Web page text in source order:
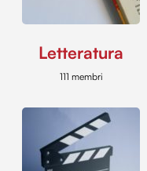
Letteratura
111 membri